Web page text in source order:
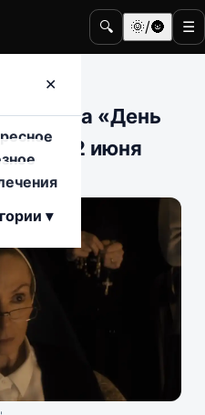
🔍 🌞/🌚 ☰
✕
▾
«День
12 июня